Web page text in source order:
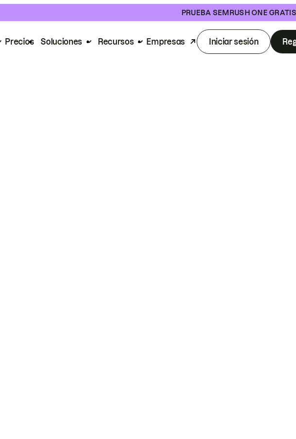
PRUEBA SEMRUSH ONE GRATIS
Precios Soluciones Recursos Empresas Iniciar sesión